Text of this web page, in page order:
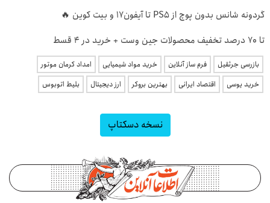
گردونه شانس بدون پوچ از PS5 تا آیفون17 و بیت کوین 🔥
تا 70 درصد تخفیف محصولات جین وست + خرید در 4 قسط
بازرسی جرثقیل فرم ساز آنلاین خرید مواد شیمیایی
امداد کرمان موتور
خرید یوسی
اقتصاد ایرانی بهترین بروکر ارز دیجیتال بلیط اتوبوس
نسخه دسکتاپ